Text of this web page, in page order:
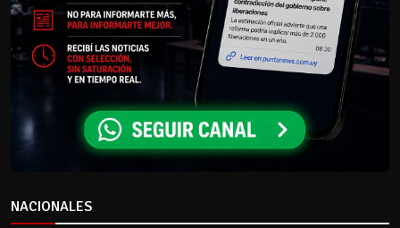
NACIONALES